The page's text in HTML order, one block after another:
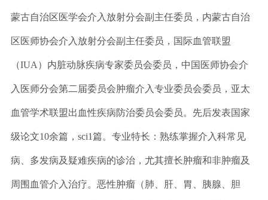
蒙古自治区医学会介入放射分会副主任委员，内蒙古自治
区医师协会介入放射分会副主任委员，国际血管联盟
（IUA）内脏动脉疾病专家委员会委员，中国医师协会介
入医师分会第二届委员会肿瘤介入专业委员会委员，亚太
血管学术联盟出血性疾病防治委员会委员。先后发表国家
级论文10余篇，sci1篇。专业特长：熟练掌握介入科常见
病、多发病及疑难疾病的诊治，尤其擅长肿瘤和非肿瘤及
周围血管介入治疗。恶性肿瘤（肺、肝、胃、胰腺、胆